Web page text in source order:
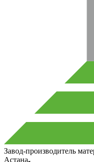
Завод-производитель
Астана